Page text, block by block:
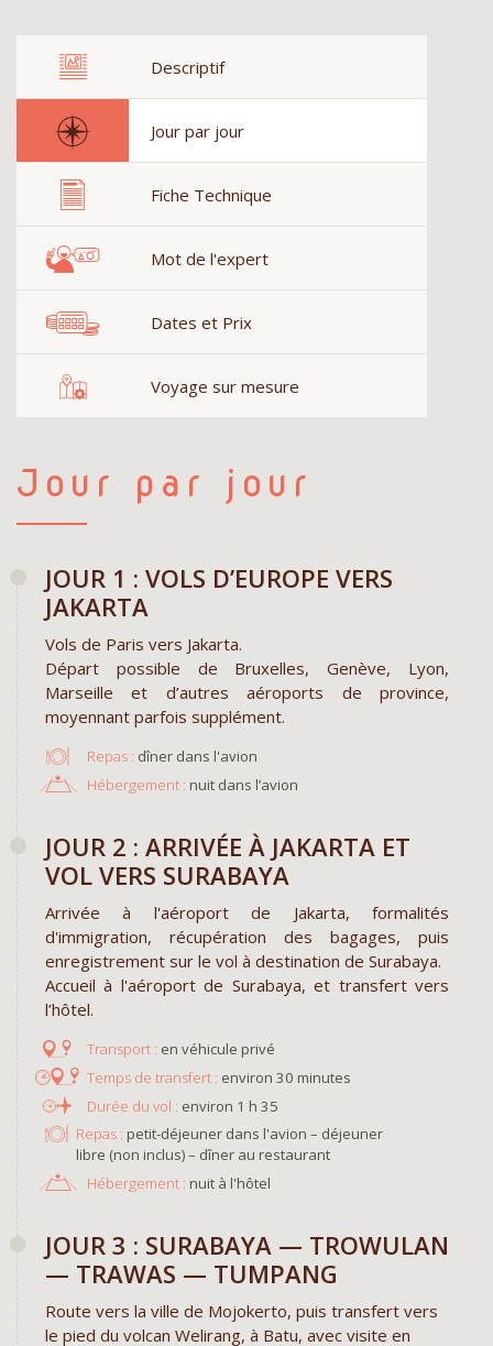
Descriptif
Jour par jour
Fiche Technique
Mot de l'expert
Dates et Prix
Voyage sur mesure
Jour par jour
JOUR 1 : VOLS D’EUROPE VERS
JAKARTA
Vols de Paris vers Jakarta.
Départ possible de Bruxelles, Genève, Lyon,
Marseille et d’autres aéroports de province,
moyennant parfois supplément.
Repas : dîner dans l'avion
Hébergement : nuit dans l’avion
JOUR 2 : ARRIVÉE À JAKARTA ET
VOL VERS SURABAYA
Arrivée à l'aéroport de Jakarta, formalités
d'immigration, récupération des bagages, puis
enregistrement sur le vol à destination de Surabaya.
Accueil à l'aéroport de Surabaya, et transfert vers
l’hôtel.
en véhicule privé
environ 30 minutes
environ 1 h 35
Repas : petit-déjeuner dans l'avion – déjeuner
libre (non inclus) – dîner au restaurant
Hébergement : nuit à l'hôtel
JOUR 3 : SURABAYA — TROWULAN
— TRAWAS — TUMPANG
Route vers la ville de Mojokerto, puis transfert vers
le pied du volcan Welirang, à Batu, avec visite en